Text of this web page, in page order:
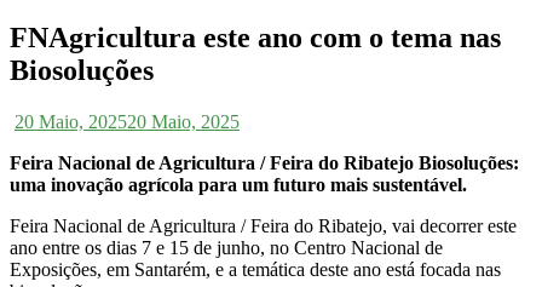
FNAgricultura este ano com o tema nas
Biosoluções
20 Maio, 202520 Maio, 2025
Feira Nacional de Agricultura / Feira do Ribatejo Biosoluções:
uma inovação agrícola para um futuro mais sustentável.
Feira Nacional de Agricultura / Feira do Ribatejo, vai decorrer este
ano entre os dias 7 e 15 de junho, no Centro Nacional de
Exposições, em Santarém, e a temática deste ano está focada nas